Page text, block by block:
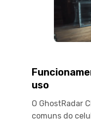
uso
O GhostRadar
comuns do